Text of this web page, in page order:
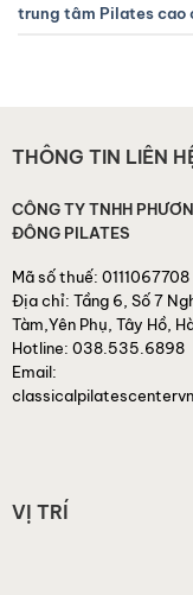
trung tâm Pilates cao
THÔNG TIN LIÊN
CÔNG TY TNHH
ĐÔNG PILATES
Mã số thuế: 0111067708
Địa chỉ: Tầng 6, Số 7
Tàm,Yên Phụ, Tây Hồ,
Hotline: 038.535.6898
Email:
VỊ TRÍ